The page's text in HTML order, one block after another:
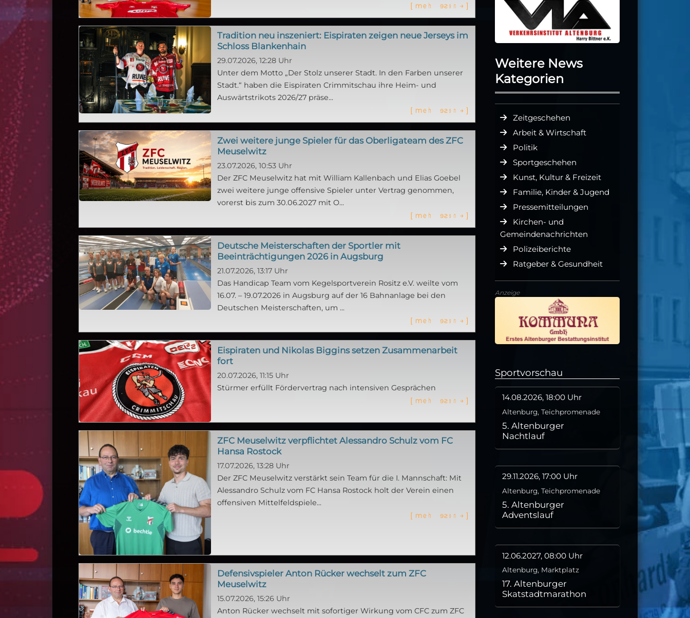
[ me h ese n → ]
Tradition neu inszeniert: Eispiraten zeigen neue Jerseys im
Schloss Blankenhain
29.07.2026, 12:28 Uhr
Unter dem Motto „Der Stolz unserer Stadt. In den Farben unserer
Stadt.“ haben die Eispiraten Crimmitschau ihre Heim- und
Auswärtstrikots 2026/27 präse...
[ me h ese n → ]
Zwei weitere junge Spieler für das Oberligateam des ZFC
Meuselwitz
23.07.2026, 10:53 Uhr
Der ZFC Meuselwitz hat mit William Kallenbach und Elias Goebel
zwei weitere junge offensive Spieler unter Vertrag genommen,
vorerst bis zum 30.06.2027 mit O...
[ me h ese n → ]
Deutsche Meisterschaften der Sportler mit
Beeinträchtigungen 2026 in Augsburg
21.07.2026, 13:17 Uhr
Das Handicap Team vom Kegelsportverein Rositz e.V. weilte vom
16.07. – 19.07.2026 in Augsburg auf der 16 Bahnanlage bei den
Deutschen Meisterschaften, um ...
[ me h ese n → ]
Eispiraten und Nikolas Biggins setzen Zusammenarbeit
fort
20.07.2026, 11:15 Uhr
Stürmer erfüllt Fördervertrag nach intensiven Gesprächen
[ me h ese n → ]
ZFC Meuselwitz verpflichtet Alessandro Schulz vom FC
Hansa Rostock
17.07.2026, 13:28 Uhr
Der ZFC Meuselwitz verstärkt sein Team für die I. Mannschaft: Mit
Alessandro Schulz vom FC Hansa Rostock holt der Verein einen
offensiven Mittelfeldspiele...
[ me h ese n → ]
Defensivspieler Anton Rücker wechselt zum ZFC
Meuselwitz
15.07.2026, 15:26 Uhr
Anton Rücker wechselt mit sofortiger Wirkung vom CFC zum ZFC
Weitere News
Kategorien
Zeitgeschehen
Arbeit & Wirtschaft
Politik
Sportgeschehen
Kunst, Kultur & Freizeit
Familie, Kinder & Jugend
Pressemitteilungen
Kirchen- und
Gemeindenachrichten
Polizeiberichte
Ratgeber & Gesundheit
Anzeige
Sportvorschau
14.08.2026, 18:00 Uhr
Altenburg, Teichpromenade
5. Altenburger
Nachtlauf
29.11.2026, 17:00 Uhr
Altenburg, Teichpromenade
5. Altenburger
Adventslauf
12.06.2027, 08:00 Uhr
Altenburg, Marktplatz
17. Altenburger
Skatstadtmarathon